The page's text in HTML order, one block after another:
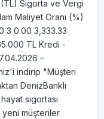
Sigorta ve Vergi
Maliyet Oranı (%)
3 0.00 3,333.33
TL Kredi -
–
indirip "Müşteri
DenizBanklı
sigortası
yeni müşteriler